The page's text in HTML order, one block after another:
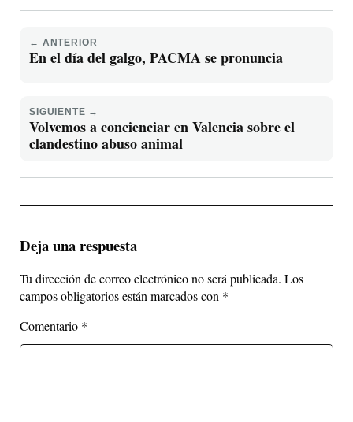
← ANTERIOR
En el día del galgo, PACMA se pronuncia
SIGUIENTE →
Volvemos a concienciar en Valencia sobre el
clandestino abuso animal
Deja una respuesta
Tu dirección de correo electrónico no será publicada. Los
campos obligatorios están marcados con *
Comentario *